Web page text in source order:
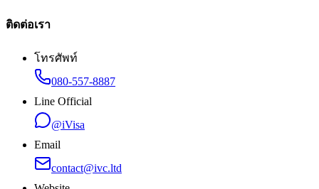
ติดต่อเรา
โทรศัพท์
080-557-8887
Line Official
@iVisa
Email
contact@ivc.ltd